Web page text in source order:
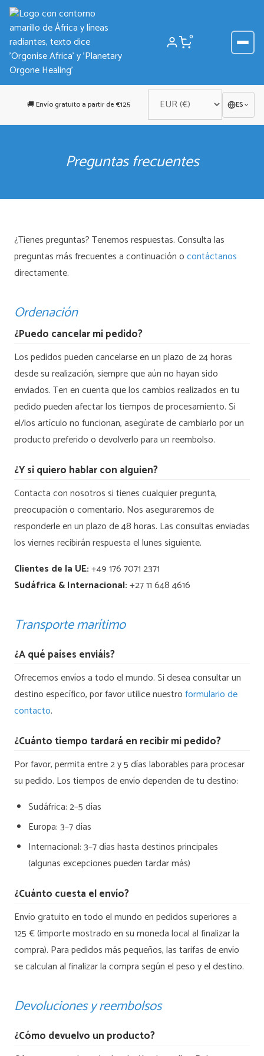
Saltar
contenido
0
🚚 Envío gratuito a partir de €125 ES
Preguntas frecuentes
¿Tienes preguntas? Tenemos respuestas. Consulta las
preguntas más frecuentes a continuación ocontáctanos
directamente.
Ordenación
¿Puedo cancelar mi pedido?
Los pedidos pueden cancelarse en un plazo de 24 horas
desde su realización, siempre que aún no hayan sido
enviados. Ten en cuenta que los cambios realizados en tu
pedido pueden afectar los tiempos de procesamiento. Si
el/los artículo no funcionan, asegúrate de cambiarlo por un
producto preferido o devolverlo para un reembolso.
¿Y si quiero hablar con alguien?
Contacta con nosotros si tienes cualquier pregunta,
preocupación o comentario. Nos aseguraremos de
responderle en un plazo de 48 horas. Las consultas enviadas
los viernes recibirán respuesta el lunes siguiente.
Clientes de la UE:+49 176 7071 2371
Sudáfrica & Internacional:+27 11 648 4616
Transporte marítimo
¿A qué países enviáis?
Ofrecemos envíos a todo el mundo. Si desea consultar un
destino específico, por favor utilice nuestroformulario de
contacto.
¿Cuánto tiempo tardará en recibir mi pedido?
Por favor, permita entre 2 y 5 días laborables para procesar
su pedido. Los tiempos de envío dependen de tu destino:
Sudáfrica: 2–5 días
Europa: 3–7 días
Internacional: 3–7 días hasta destinos principales
(algunas excepciones pueden tardar más)
¿Cuánto cuesta el envío?
Envío gratuito en todo el mundo en pedidos superiores a
125 € (importe mostrado en su moneda local al finalizar la
compra). Para pedidos más pequeños, las tarifas de envío
se calculan al finalizar la compra según el peso y el destino.
Devoluciones y reembolsos
¿Cómo devuelvo un producto?